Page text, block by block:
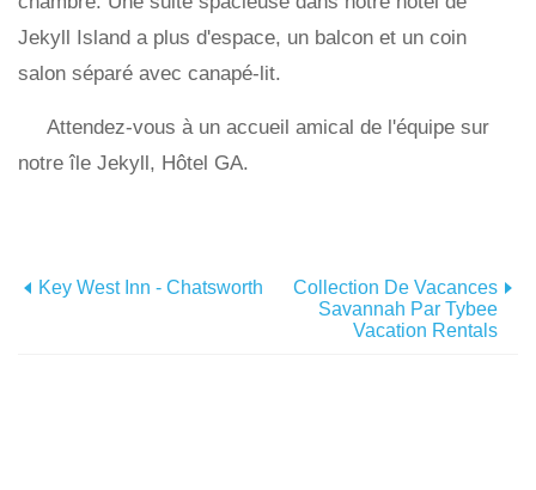
Jekyll Island a plus d'espace, un balcon et un coin
salon séparé avec canapé-lit.
Attendez-vous à un accueil amical de l'équipe sur
notre île Jekyll, Hôtel GA.
Key West Inn - Chatsworth
Collection De Vacances
Savannah Par Tybee
Vacation Rentals